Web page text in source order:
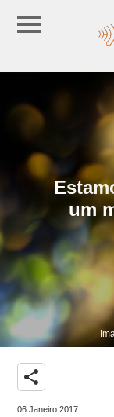
um
share
06 Janeiro 2017